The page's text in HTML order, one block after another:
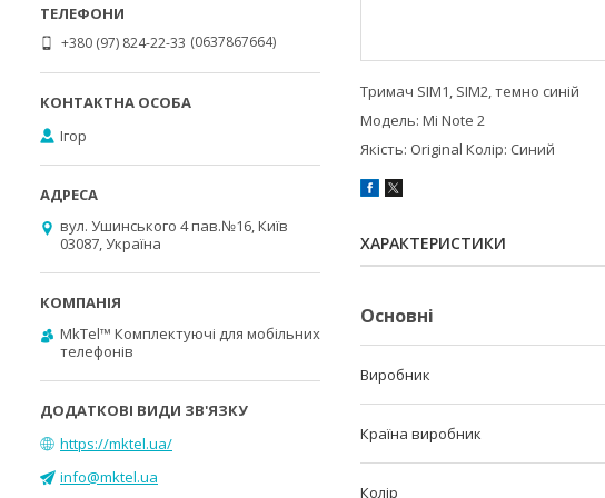
Тримач SIM1, SIM2, темно синій
Модель: Mi Note 2
Якість: Original Колір: Синий
ХАРАКТЕРИСТИКИ
Основні
Виробник
Країна виробник
Колір
+380 (97) 824-22-33 0637867664
Ігор
вул. Ушинського 4 пав.№16, Київ
03087, Україна
MkTel™ Комплектуючі для мобільних
телефонів
https://mktel.ua/
info@mktel.ua